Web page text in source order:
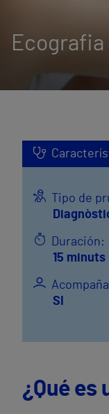
Ecografia
Tipo de
Duración:
15 minuts
SI
¿Qué es